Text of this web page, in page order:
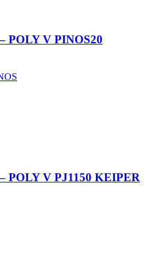
POLY V PINOS20
POLY V PJ1150 KEIPER